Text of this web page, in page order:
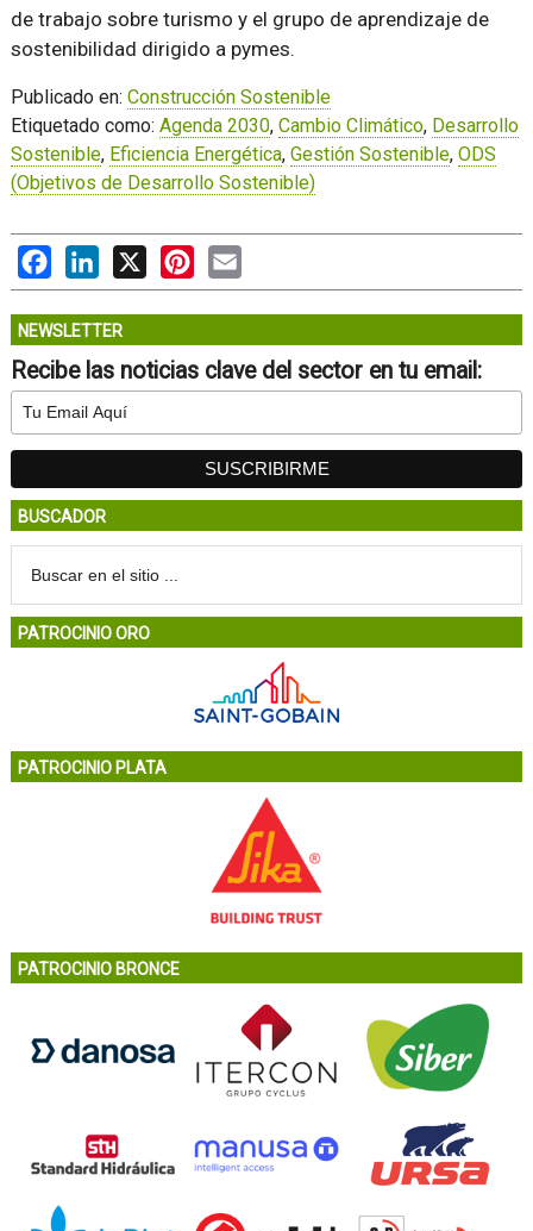
de trabajo sobre turismo y el grupo de aprendizaje de
sostenibilidad dirigido a pymes.
Publicado en: Construcción Sostenible
Etiquetado como: Agenda 2030, Cambio Climático, Desarrollo
Sostenible, Eficiencia Energética, Gestión Sostenible, ODS
(Objetivos de Desarrollo Sostenible)
FacebookLinkedIn
X PinterestEmail
NEWSLETTER
Recibe las noticias clave del sector en tu email:
BUSCADOR
PATROCINIO ORO
PATROCINIO PLATA
PATROCINIO BRONCE